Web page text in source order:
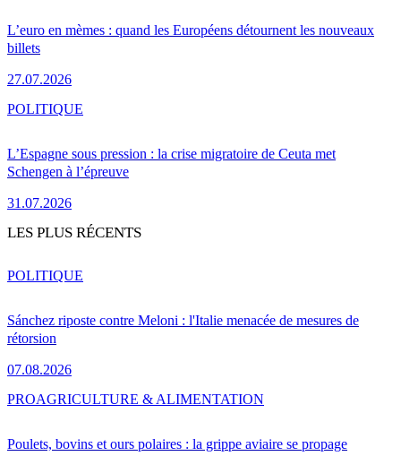
L’euro en mèmes : quand les Européens détournent les nouveaux
billets
27.07.2026
L’Espagne sous pression : la crise migratoire de Ceuta met
Schengen à l’épreuve
31.07.2026
POLITIQUE
LES PLUS RÉCENTS
Sánchez riposte contre Meloni : l'Italie menacée de mesures de
rétorsion
07.08.2026
POLITIQUE
Poulets, bovins et ours polaires : la grippe aviaire se propage
PROAGRICULTURE & ALIMENTATION